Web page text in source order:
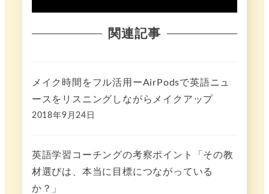
関連記事
メイク時間をフル活用ーAirPodsで英語ニュ
ースをリスニングしながらメイクアップ
2018年9月24日
英語学習コーチングの考察ポイント「その教
材選びは、本当に目標につながっている
か？」